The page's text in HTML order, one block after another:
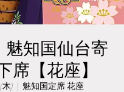
魅知国仙台寄
席【花座】
木)
  |
魅知国定席 花座